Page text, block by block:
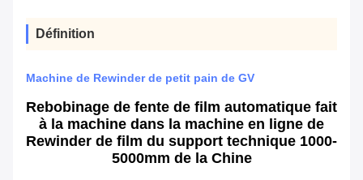
Définition
Machine de Rewinder de petit pain de GV
Rebobinage de fente de film automatique fait
à la machine dans la machine en ligne de
Rewinder de film du support technique 1000-
5000mm de la Chine